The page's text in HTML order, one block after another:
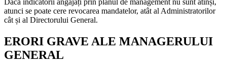
atunci se poate cere revocarea mandatelor, atât al Administratorilor
cât și al Directorului General.
ERORI GRAVE ALE MANAGERULUI
GENERAL